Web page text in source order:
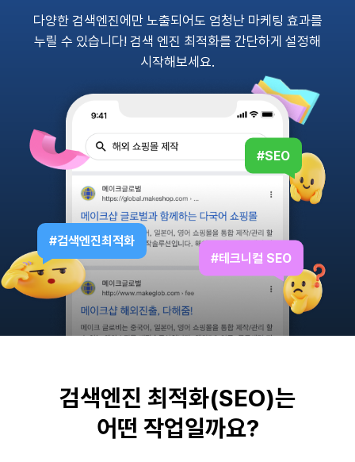
다양한 검색엔진에만 노출되어도 엄청난 마케팅 효과를
누릴 수 있습니다! 검색 엔진 최적화를 간단하게 설정해
시작해보세요.
검색엔진 최적화(SEO)는
어떤 작업일까요?